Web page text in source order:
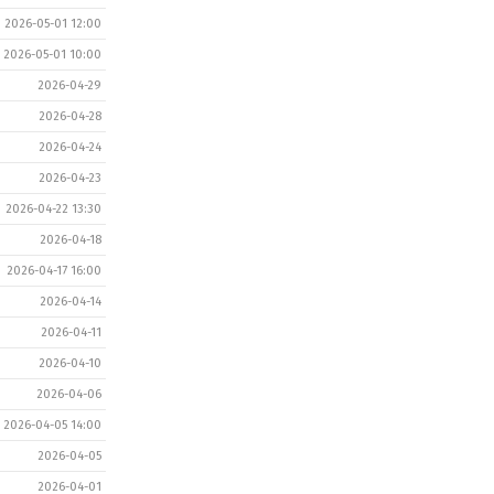
2026-05-01 12:00
2026-05-01 10:00
2026-04-29
2026-04-28
2026-04-24
2026-04-23
2026-04-22 13:30
2026-04-18
2026-04-17 16:00
2026-04-14
2026-04-11
2026-04-10
2026-04-06
2026-04-05 14:00
2026-04-05
2026-04-01